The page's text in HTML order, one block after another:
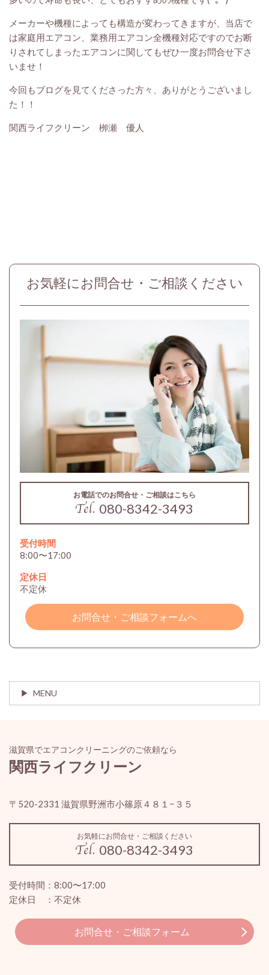
メーカーや機種によっても構造が変わってきますが、当店で
は家庭用エアコン、業務用エアコン全機種対応ですのでお断
りされてしまったエアコンに関してもぜひ一度お問合せ下さ
いませ！
今回もブログを見てくださった方々、ありがとうございまし
た！！
関西ライフクリーン 栁瀬 優人
お気軽にお問合せ・ご相談ください
お電話でのお問合せ・ご相談はこちら
080-8342-3493
受付時間
8:00〜17:00
定休日
不定休
お問合せ・ご相談フォームへ
MENU
滋賀県でエアコンクリーニングのご依頼なら
関西ライフクリーン
〒520-2331 滋賀県野洲市小篠原４８１−３５
お気軽にお問合せ・ご相談ください
080-8342-3493
受付時間：8:00〜17:00
定休日 ：不定休
お問合せ・ご相談フォーム